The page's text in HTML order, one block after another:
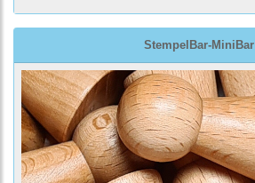
StempelBar-MiniBar